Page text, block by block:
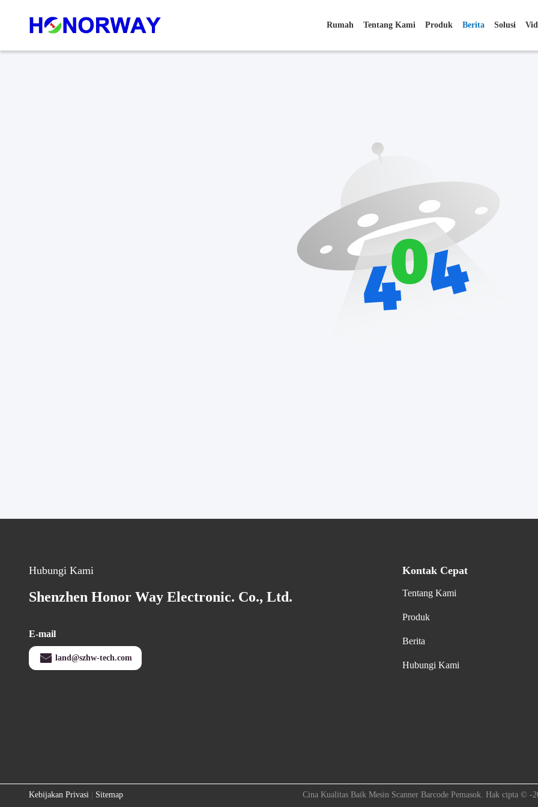
Rumah Tentang Kami Produk Berita Solusi
Hubungi Kami
Shenzhen Honor Way Electronic. Co., Ltd.
E-mail
land@szhw-tech.com
Kontak Cepat
Tentang Kami
Produk
Berita
Hubungi Kami
Kebijakan Privasi Sitemap Cina Kualitas Baik Mesin Scanner Barcode Pemasok. Hak cipta ©